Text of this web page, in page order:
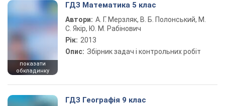
показати
обкладинку
ГДЗ Математика 5 клас
Автори: А. Г. Мерзляк, В. Б. Полонський, М.
С. Якір, Ю. М. Рабінович
Рік: 2013
Опис: Збірник задач і контрольних робіт
ГДЗ Географія 9 клас